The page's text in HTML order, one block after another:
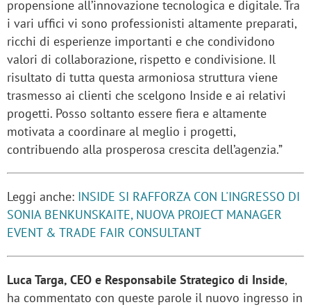
propensione all’innovazione tecnologica e digitale. Tra
i vari uffici vi sono professionisti altamente preparati,
ricchi di esperienze importanti e che condividono
valori di collaborazione, rispetto e condivisione. Il
risultato di tutta questa armoniosa struttura viene
trasmesso ai clienti che scelgono Inside e ai relativi
progetti. Posso soltanto essere fiera e altamente
motivata a coordinare al meglio i progetti,
contribuendo alla prosperosa crescita dell’agenzia.”
Leggi anche: INSIDE SI RAFFORZA CON L'INGRESSO DI
SONIA BENKUNSKAITE, NUOVA PROJECT MANAGER
EVENT & TRADE FAIR CONSULTANT
Luca Targa, CEO e Responsabile Strategico di Inside,
ha commentato con queste parole il nuovo ingresso in